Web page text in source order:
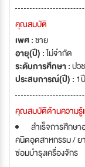
คุณสมบัติ
เพศ :ชาย
อายุ(ปี) :ไม่จำกัด
ระดับการศึกษา :ปว
ประสบการณ์(ปี) : 1
คุณสมบัติด้านความรู้
สำเร็จการศึกษ
คนิตอุตสาหกรรม / ย
ซ่อมบำรุงเครื่องจักร